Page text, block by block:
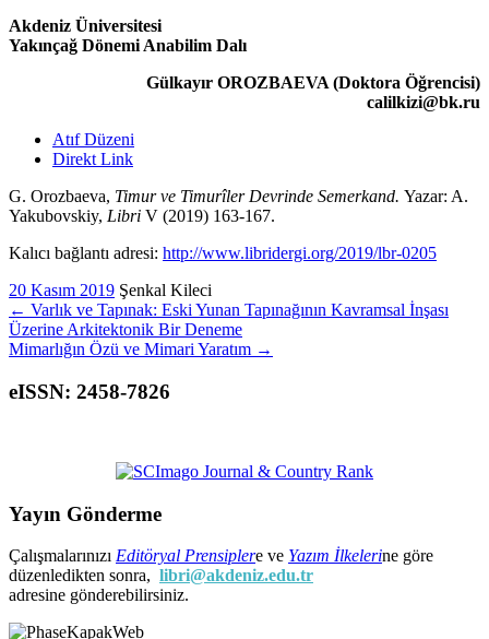
Akdeniz Üniversitesi
Yakınçağ Dönemi Anabilim Dalı
Gülkayır OROZBAEVA (Doktora Öğrencisi)
calilkizi@bk.ru
Atıf Düzeni
Direkt Link
G. Orozbaeva, Timur ve Timurîler Devrinde Semer­kand. Yazar: A.
Yaku­bovskiy, Libri V (2019) 163-167.
Kalıcı bağlantı adresi: http://www.libridergi.org/2019/lbr-0205
20 Kasım 2019 Şenkal Kileci
← Varlık ve Tapınak: Eski Yunan Tapınağının Kavramsal İnşası
Üzerine Arkitektonik Bir Deneme
Mimarlığın Özü ve Mimari Yaratım →
eISSN: 2458-7826
Yayın Gönderme
Çalışmalarınızı Editöryal Prensiplere ve Yazım İlkelerine göre
düzenledikten sonra, libri@akdeniz.edu.tr
adresine gönderebilirsiniz.